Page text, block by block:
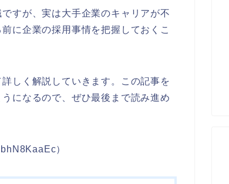
すが、実は大手企業のキャリアが不
に企業の採用事情を把握しておくこ
しく解説していきます。この記事を
になるので、ぜひ最後まで読み進め
）